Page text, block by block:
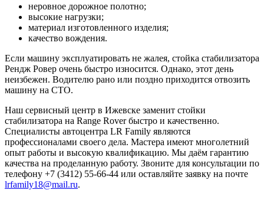
неровное дорожное полотно;
высокие нагрузки;
материал изготовленного изделия;
качество вождения.
Если машину эксплуатировать не жалея, стойка стабилизатора
Рендж Ровер очень быстро износится. Однако, этот день
неизбежен. Водителю рано или поздно приходится отвозить
машину на СТО.
Наш сервисный центр в Ижевске заменит стойки
стабилизатора на Range Rover быстро и качественно.
Специалисты автоцентра LR Family являются
профессионалами своего дела. Мастера имеют многолетний
опыт работы и высокую квалификацию. Мы даём гарантию
качества на проделанную работу. Звоните для консультации по
телефону +7 (3412) 55-66-44 или оставляйте заявку на почте
lrfamily18@mail.ru.